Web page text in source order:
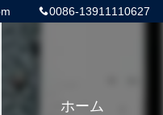
0086-13911110627
ホーム